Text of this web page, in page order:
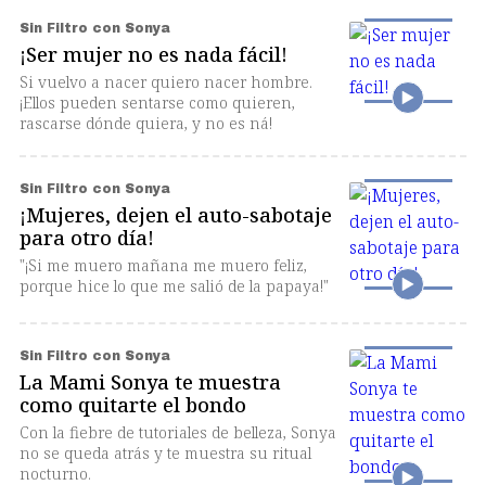
Sin Filtro con Sonya
¡Ser mujer no es nada fácil!
Si vuelvo a nacer quiero nacer hombre.
¡Ellos pueden sentarse como quieren,
rascarse dónde quiera, y no es ná!
Sin Filtro con Sonya
¡Mujeres, dejen el auto-sabotaje
para otro día!
"¡Si me muero mañana me muero feliz,
porque hice lo que me salió de la papaya!"
Sin Filtro con Sonya
La Mami Sonya te muestra
como quitarte el bondo
Con la fiebre de tutoriales de belleza, Sonya
no se queda atrás y te muestra su ritual
nocturno.